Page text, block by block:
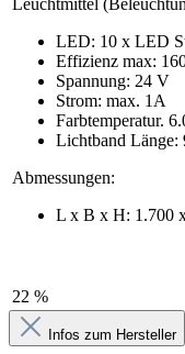
Leuchtmittel
LED: 10 x LED
Effizienz max:
Spannung: 24 V
Strom: max. 1A
Farbtemperatur.
Lichtband Länge:
Abmessungen:
L x B x H: 1.700
22 %
Infos zum Hersteller